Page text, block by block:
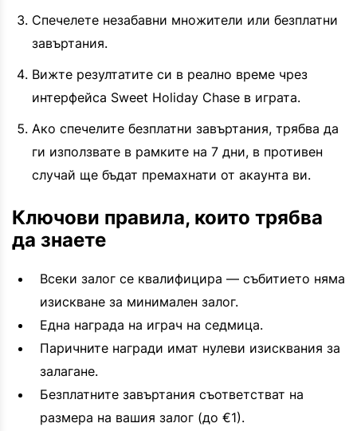
Спечелете незабавни множители или безплатни
завъртания.
Вижте резултатите си в реално време чрез
интерфейса Sweet Holiday Chase в играта.
Ако спечелите безплатни завъртания, трябва да
ги използвате в рамките на 7 дни, в противен
случай ще бъдат премахнати от акаунта ви.
Ключови правила, които трябва
да знаете
Всеки залог се квалифицира — събитието няма
изискване за минимален залог.
Една награда на играч на седмица.
Паричните награди имат нулеви изисквания за
залагане.
Безплатните завъртания съответстват на
размера на вашия залог (до €1).